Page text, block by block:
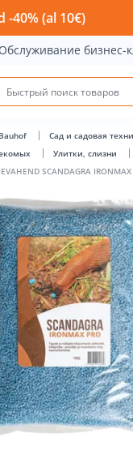
TÕRJEVAHEND
40% (al 10€)
Обслуживание бизнес-
Сад и садовая
Улитки, слизни
SCANDAGRA